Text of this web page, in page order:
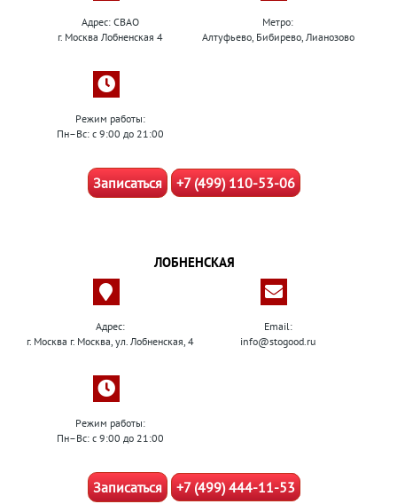
Адрес: СВАО
г. Москва Лобненская 4
Метро:
Алтуфьево, Бибирево, Лианозово
Режим работы:
Пн–Вс: с 9:00 до 21:00
Записаться +7 (499) 110-53-06
ЛОБНЕНСКАЯ
Адрес:
г. Москва г. Москва, ул. Лобненская, 4
Email:
info@stogood.ru
Режим работы:
Пн–Вс: с 9:00 до 21:00
Записаться +7 (499) 444-11-53